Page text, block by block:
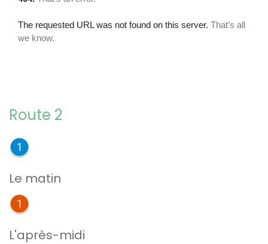
Route 2
Le matin
L'après-midi